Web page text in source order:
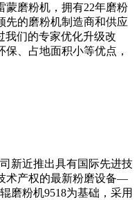
蒙磨粉机，拥有22年磨粉
先的磨粉机制造商和供应
我们的专家优化升级改
、占地面积小等优点，
新近推出具有国际先进技
术产权的最新粉磨设备—
磨粉机9518为基础，采用